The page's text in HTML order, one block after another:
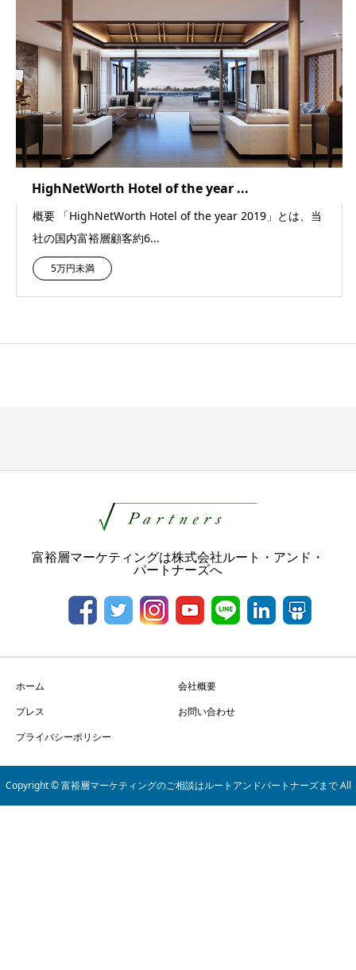
HighNetWorth Hotel of the year ...
概要 「HighNetWorth Hotel of the year 2019」とは、当
社の国内富裕層顧客約6...
5万円未満
富裕層マーケティングは株式会社ルート・アンド・
パートナーズへ
ホーム
会社概要
プレス
お問い合わせ
プライバシーポリシー
Copyright © 富裕層マーケティングのご相談はルートアンドパートナーズまで All